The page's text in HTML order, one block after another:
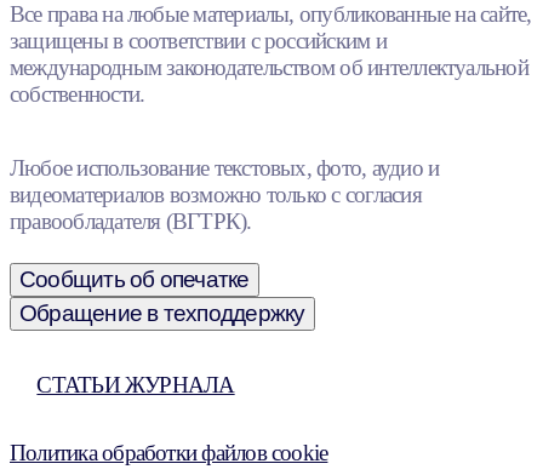
Все права на любые материалы, опубликованные на сайте,
защищены в соответствии с российским и
международным законодательством об интеллектуальной
собственности.
Любое использование текстовых, фото, аудио и
видеоматериалов возможно только с согласия
правообладателя (ВГТРК).
Сообщить об опечатке
Обращение в техподдержку
СТАТЬИ ЖУРНАЛА
Политика обработки файлов cookie